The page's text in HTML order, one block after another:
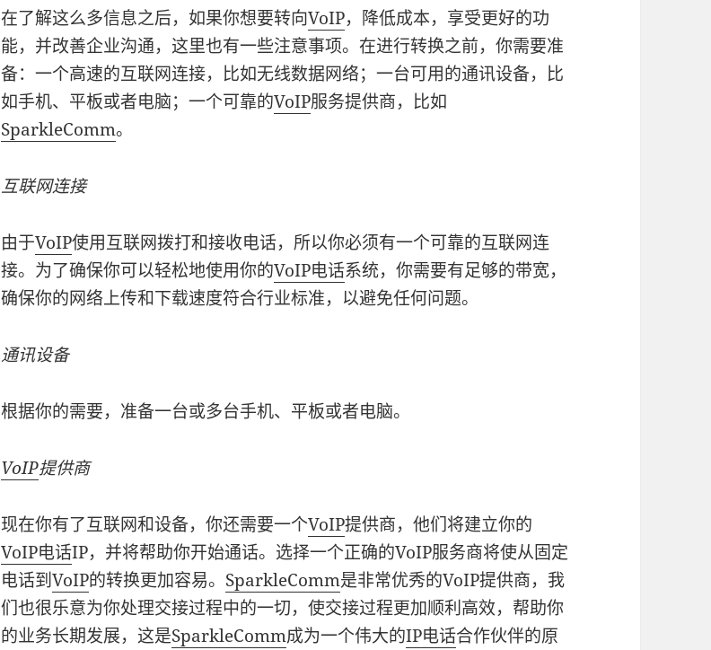
在了解这么多信息之后，如果你想要转向VoIP，降低成本，享受更好的功
能，并改善企业沟通，这里也有一些注意事项。在进行转换之前，你需要准
备：一个高速的互联网连接，比如无线数据网络；一台可用的通讯设备，比
如手机、平板或者电脑；一个可靠的VoIP服务提供商，比如
SparkleComm。
互联网连接
由于VoIP使用互联网拨打和接收电话，所以你必须有一个可靠的互联网连
接。为了确保你可以轻松地使用你的VoIP电话系统，你需要有足够的带宽，
确保你的网络上传和下载速度符合行业标准，以避免任何问题。
通讯设备
根据你的需要，准备一台或多台手机、平板或者电脑。
VoIP提供商
现在你有了互联网和设备，你还需要一个VoIP提供商，他们将建立你的
VoIP电话IP，并将帮助你开始通话。选择一个正确的VoIP服务商将使从固定
电话到VoIP的转换更加容易。 SparkleComm是非常优秀的VoIP提供商，我
们也很乐意为你处理交接过程中的一切，使交接过程更加顺利高效，帮助你
的业务长期发展，这是SparkleComm成为一个伟大的IP电话合作伙伴的原